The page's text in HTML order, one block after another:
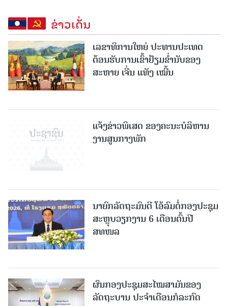
ຂ່າວເດັ່ນ
ເລຂາທິການໃຫຍ່ ປະທານປະເທດ
ຕ້ອນຮັບການເຂົ້າຢ້ຽມຂໍ່ານັບຂອງ
ສະຫາຍ ເຈີ່ນ ແທັງ ເໝີ້ນ
ແຈ້ງຂ່າວພິເສດ ຂອງຄະນະບໍລິຫານ
ງານສູນກາງພັກ
ນາຍົກລັດຖະມົນຕີ ໂອ້ລົມຕໍ່ກອງປະຊຸມ
ສະຫຼຸບວຽກງານ 6 ເດືອນຕົ້ນປີ
ສທໜລ
ຜົນກອງປະຊຸມສະໄໝສາມັນຂອງ
ລັດຖະບານ ປະຈຳເດືອນກໍລະກົດ